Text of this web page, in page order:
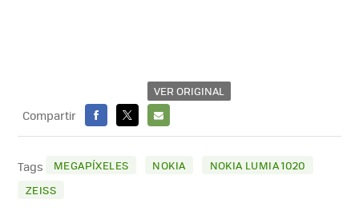
VER ORIGINAL
Compartir
FACEBOOK
X
E-
MAIL
Tags MEGAPÍXELES NOKIA
NOKIA LUMIA 1020
ZEISS